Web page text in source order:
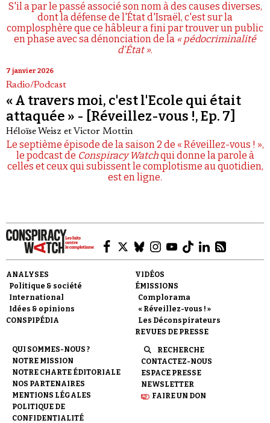
S'il a par le passé associé son nom à des causes diverses,
dont la défense de l'État d'Israël, c'est sur la
complosphère que ce hâbleur a fini par trouver un public
en phase avec sa dénonciation de la « pédocriminalité
d'État ».
7 janvier 2026
Radio/Podcast
« A travers moi, c'est l'Ecole qui était
attaquée » - [Réveillez-vous !, Ep. 7]
Héloïse Weisz et Victor Mottin
Le septième épisode de la saison 2 de « Réveillez-vous ! »,
le podcast de Conspiracy Watchqui donne la parole à
celles et ceux qui subissent le complotisme au quotidien,
est en ligne.
ANALYSES
Politique & société
International
Idées & opinions
CONSPIPÉDIA
VIDÉOS
ÉMISSIONS
Complorama
« Réveillez-vous ! »
Les Déconspirateurs
REVUES DE PRESSE
QUI SOMMES-NOUS ?
NOTRE MISSION
NOTRE CHARTE ÉDITORIALE
NOS PARTENAIRES
MENTIONS LÉGALES
POLITIQUE DE
CONFIDENTIALITÉ
RECHERCHE
CONTACTEZ-NOUS
ESPACE PRESSE
NEWSLETTER
FAIRE UN DON